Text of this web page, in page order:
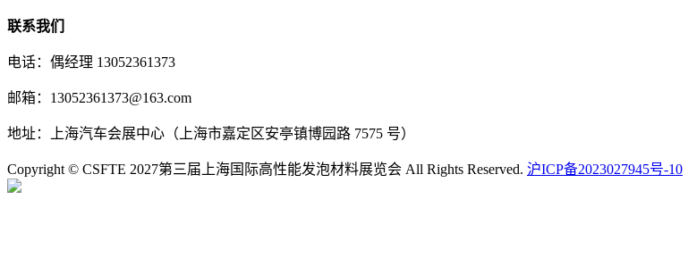
联系我们
电话：偶经理 13052361373
邮箱：13052361373@163.com
地址：上海汽车会展中心（上海市嘉定区安亭镇博园路 7575 号）
Copyright © CSFTE 2027第三届上海国际高性能发泡材料展览会 All Rights Reserved. 沪ICP备2023027945号-10